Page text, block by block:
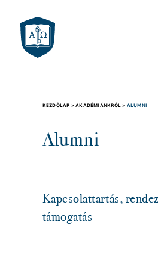
KEZDŐLAP >AKADÉMIÁNKRÓL > ALUMNI
Alumni
Kapcsolattartás,
támogatás